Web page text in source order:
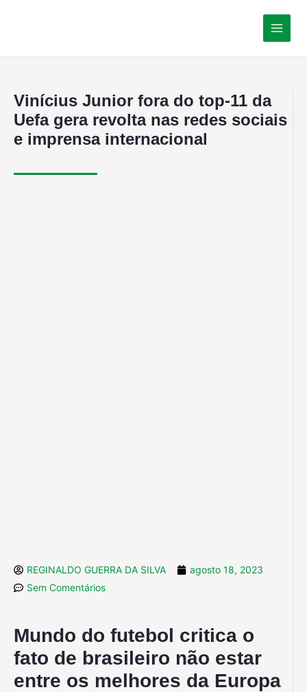
Vinícius Junior fora do top-11 da
Uefa gera revolta nas redes sociais
e imprensa internacional
REGINALDO GUERRA DA SILVA
agosto 18, 2023
Sem Comentários
Mundo do futebol critica o
fato de brasileiro não estar
entre os melhores da Europa